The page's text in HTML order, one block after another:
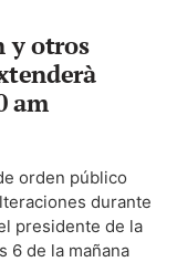
y otros
am
orden público
durante
presidente de la
6 de la mañana